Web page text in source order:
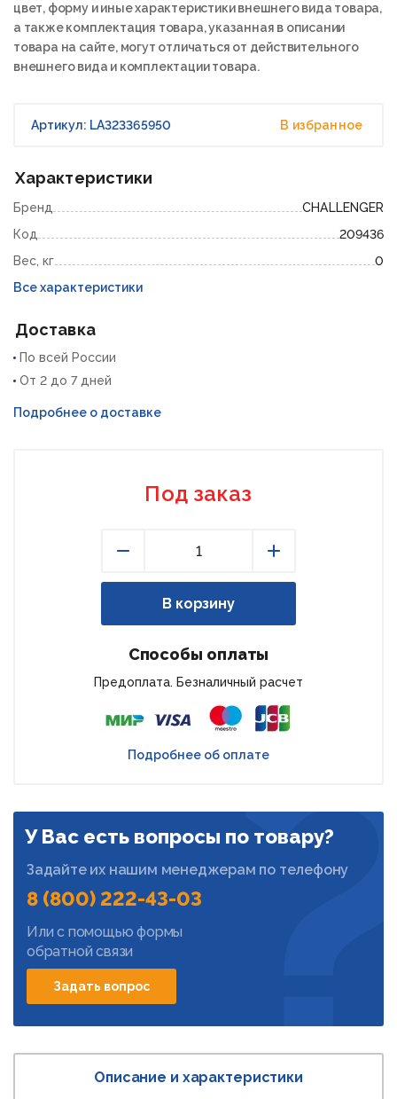
цвет, форму и иные характеристики внешнего вида товара,
а также комплектация товара, указанная в описании
товара на сайте, могут отличаться от действительного
внешнего вида и комплектации товара.
Артикул: LA323365950 В избранное
Характеристики
Бренд
CHALLENGER
Код
209436
Вес, кг
0
Все характеристики
Доставка
По всей России
От 2 до 7 дней
Подробнее о доставке
Под заказ
В корзину
Способы оплаты
Предоплата. Безналичный расчет
Подробнее об оплате
У Вас есть вопросы по товару?
Задайте их нашим менеджерам по телефону
8 (800) 222-43-03
Или с помощью формы
обратной связи
Задать вопрос
Описание и характеристики